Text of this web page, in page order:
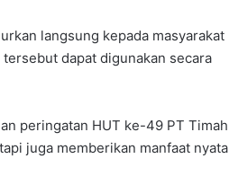
langsung kepada masyarakat
dapat digunakan secara
peringatan HUT ke-49 PT Timah
juga memberikan manfaat nyata